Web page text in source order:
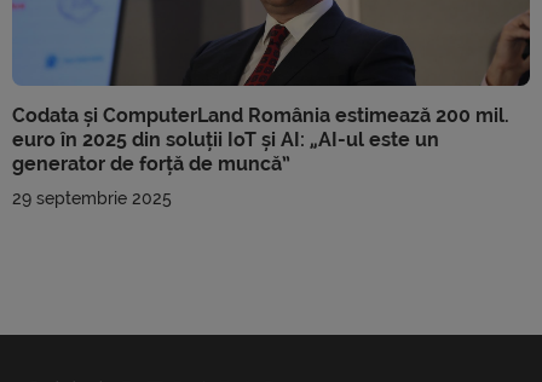
Codata și ComputerLand România estimează 200 mil.
euro în 2025 din soluții IoT și AI: „AI-ul este un
generator de forță de muncă”
29 septembrie 2025